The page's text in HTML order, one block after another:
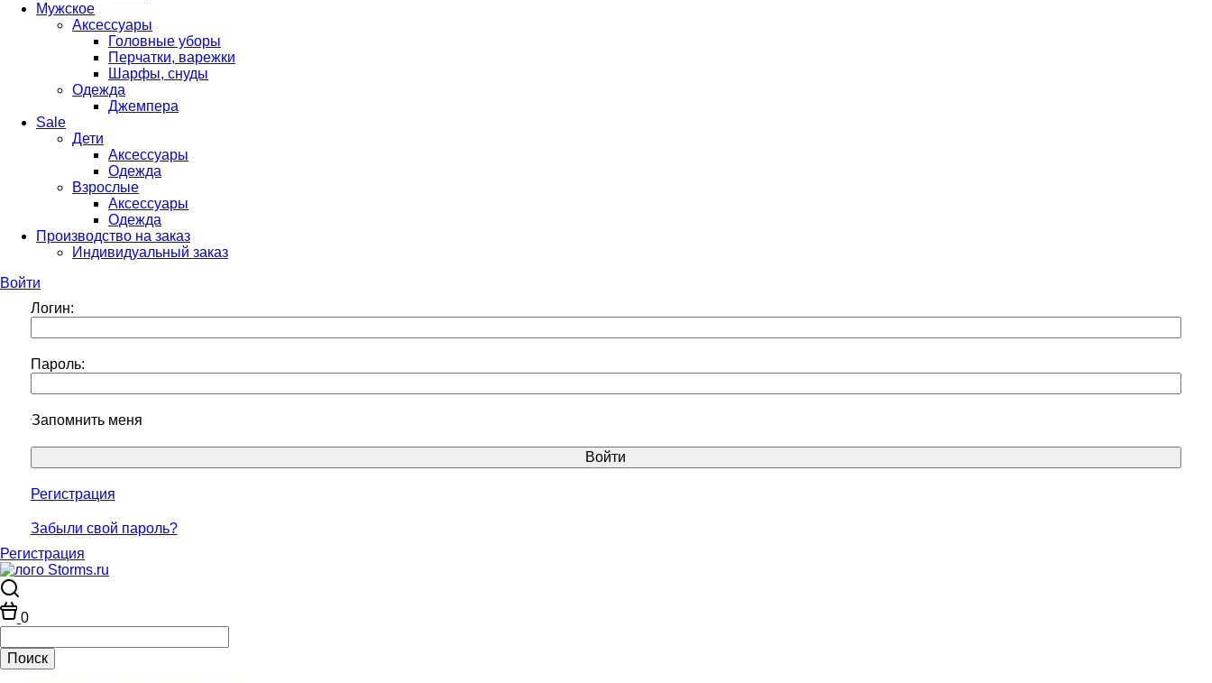
Мужское
Аксессуары
Головные уборы
Перчатки, варежки
Шарфы, снуды
Одежда
Джемпера
Sale
Дети
Аксессуары
Одежда
Взрослые
Аксессуары
Одежда
Производство на заказ
Индивидуальный заказ
Войти
Логин:
Пароль:
Запомнить меня
Регистрация
Забыли свой пароль?
Регистрация
0